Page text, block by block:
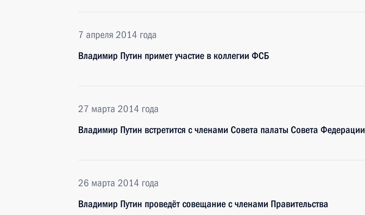
7 апреля 2014 года
Владимир Путин примет участие в коллегии ФСБ
27 марта 2014 года
Владимир Путин встретится с членами Совета палаты Совета Федерации
26 марта 2014 года
Владимир Путин проведёт совещание с членами Правительства